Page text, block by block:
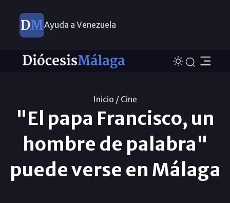
Ayuda a Venezuela
Inicio / Cine
"El papa Francisco, un
hombre de palabra"
puede verse en Málaga